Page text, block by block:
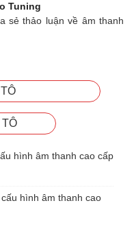
Tuning
sẻ thảo luận về âm thanh
hình âm thanh cao cấp
hình âm thanh cao